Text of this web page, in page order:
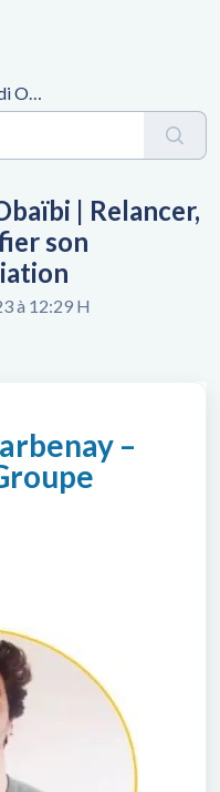
| Relancer,
son
à 12:29 H
–